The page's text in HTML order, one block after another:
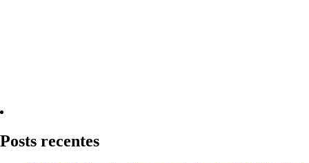
Posts recentes